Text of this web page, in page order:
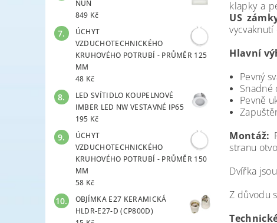
NUN
849 Kč
ÚCHYT
VZDUCHOTECHNICKÉHO
KRUHOVÉHO POTRUBÍ - PRŮMĚR 125
MM
48 Kč
LED SVÍTIDLO KOUPELNOVÉ
IMBER LED NW VESTAVNÉ IP65
195 Kč
ÚCHYT
VZDUCHOTECHNICKÉHO
KRUHOVÉHO POTRUBÍ - PRŮMĚR 150
MM
58 Kč
OBJÍMKA E27 KERAMICKÁ
HLDR-E27-D (CP800D)
klapky a
US
vycvaknutí
Hlavní
Pevný
Snadné
Pevně
Montáž:
stranu
Dvířka
Z důvodu